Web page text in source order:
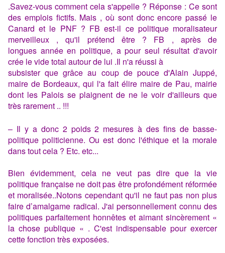
.Savez-vous comment cela s'appelle ? Réponse : Ce sont
des emplois fictifs. Mais , où sont donc encore passé le
Canard et le PNF ? FB est-il ce politique moralisateur
merveilleux , qu'il prétend être ? FB , après de
longues année en politique, a pour seul résultat d'avoir
crée le vide total autour de lui .Il n'a réussi à
subsister que grâce au coup de pouce d'Alain Juppé,
maire de Bordeaux, qui l'a fait élire maire de Pau, mairie
dont les Palois se plaignent de ne le voir d'ailleurs que
très rarement .. !!!
– Il y a donc 2 poids 2 mesures à des fins de basse-
politique politicienne. Ou est donc l'éthique et la morale
dans tout cela ? Etc. etc...
Bien évidemment, cela ne veut pas dire que la vie
politique française ne doit pas être profondément réformée
et moralisée..Notons cependant qu'il ne faut pas non plus
faire d’amalgame radical. J'ai personnellement connu des
politiques parfaitement honnêtes et aimant sincèrement «
la chose publique « . C'est indispensable pour exercer
cette fonction très exposées.